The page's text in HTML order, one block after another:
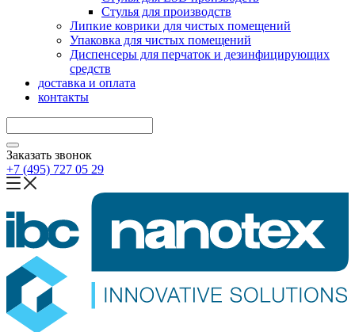
Стулья для производств
Липкие коврики для чистых помещений
Упаковка для чистых помещений
Диспенсеры для перчаток и дезинфицирующих
средств
доставка и оплата
контакты
Заказать звонок
+7 (495) 727 05 29